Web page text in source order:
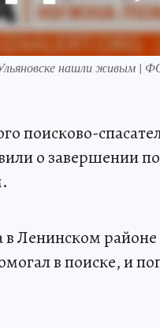
Ульяновске нашли живым
поисково-
о завершении
в Ленинском
в поиске, и